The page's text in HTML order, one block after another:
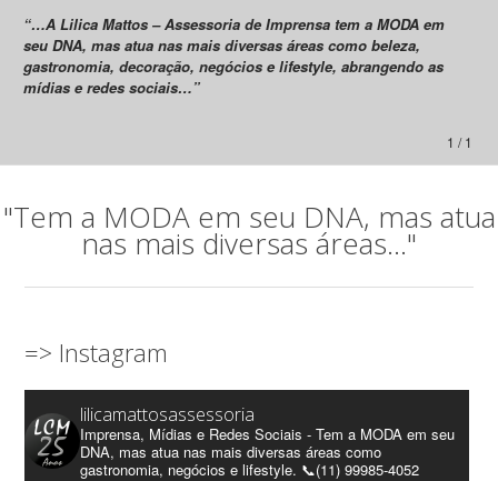
“…A Lilica Mattos – Assessoria de Imprensa tem a MODA em
seu DNA, mas atua nas mais diversas áreas como beleza,
gastronomia, decoração, negócios e lifestyle, abrangendo as
mídias e redes sociais…”
1 / 1
"Tem a MODA em seu DNA, mas atua
nas mais diversas áreas..."
=> Instagram
lilicamattosassessoria
Imprensa, Mídias e Redes Sociais - Tem a MODA em seu
DNA, mas atua nas mais diversas áreas como
gastronomia, negócios e lifestyle. 📞(11) 99985-4052